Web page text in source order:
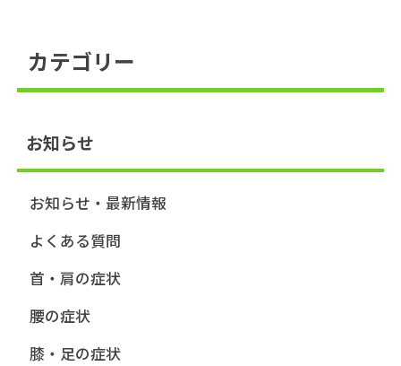
カテゴリー
お知らせ
お知らせ・最新情報
よくある質問
首・肩の症状
腰の症状
膝・足の症状